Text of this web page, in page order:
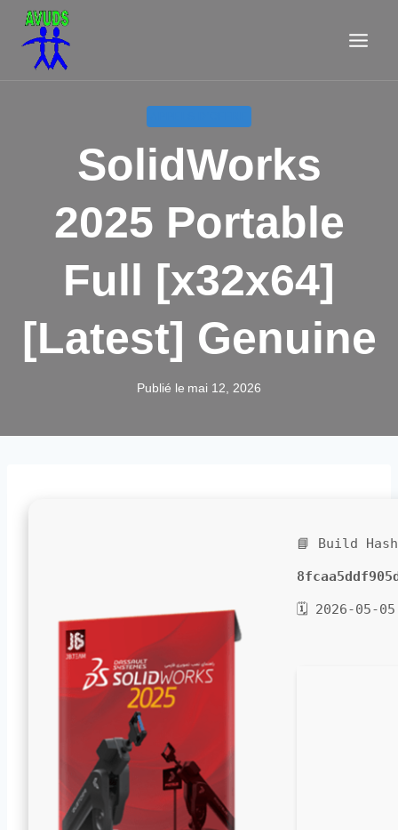
Aller
contenu
SolidWorks
2025 Portable
Full [x32x64]
[Latest] Genuine
Publié le mai 12, 2026
📘 Build
🗓 2026-05-05